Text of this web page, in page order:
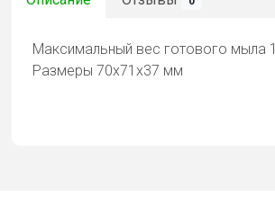
Максимальный вес готового мыла
Размеры 70х71х37 мм